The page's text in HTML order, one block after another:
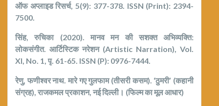
ऑफ अप्लाइड रिसर्च, 5(9): 377-378. ISSN (Print): 2394-
7500.
सिंह, रुचिका (2020). मानव मन की सशक्त अभिव्यक्ति:
लोकसंगीत. आर्टिस्टिक नरेशन (Artistic Narration), Vol.
XI, No. 1, पृ. 61-65. ISSN (P): 0976-7444.
रेणु, फणीश्वर नाथ. मारे गए गुलफाम (तीसरी कसम). ‘ठुमरी’ (कहानी
संग्रह), राजकमल प्रकाशन, नई दिल्ली। (फिल्म का मूल आधार)